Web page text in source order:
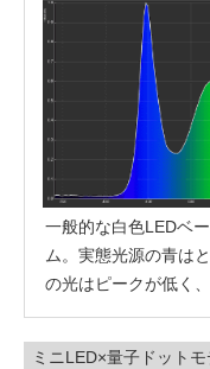
一般的な白色LEDベ
ム。実態光源の青は
の光はピークが低く
ミニLED×量子ドット